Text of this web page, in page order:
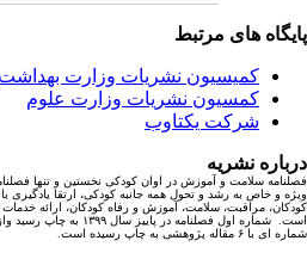
های مرتبط
کمیسیون نشریات وزارت بهداشت
کمسیون نشریات وزارت علوم
شرکت یکتاوب
نشریه
سلامت و آموزش در اوان کودکی نخستین و تنها
و خاص به رشد و تحول همه جانبه کودکی، ارتقا یادگیری
مراقبت، سلامت، آموزش و رفاه کودکان، ارائه خدمات
است. شماره اول فصلنامه در
۶ مقاله پژوهشی به چاپ رسیده است.